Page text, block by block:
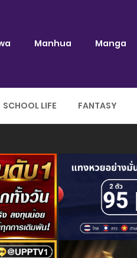
Manhua Manga
SCHOOL LIFE FANTASY